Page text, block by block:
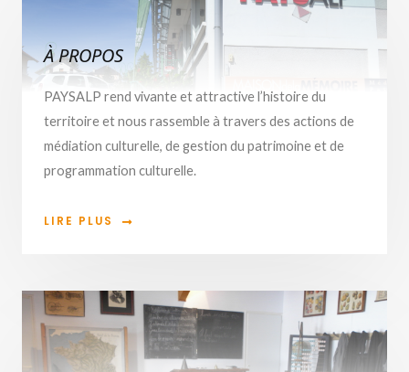
À PROPOS
PAYSALP rend vivante et attractive l’histoire du
territoire et nous rassemble à travers des actions de
médiation culturelle, de gestion du patrimoine et de
programmation culturelle.
LIRE PLUS